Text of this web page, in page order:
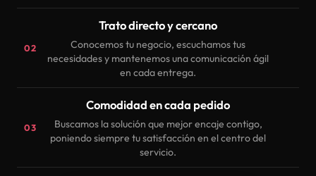
02
Trato directo y cercano
Conocemos tu negocio, escuchamos tus
necesidades y mantenemos una comunicación ágil
en cada entrega.
03
Comodidad en cada pedido
Buscamos la solución que mejor encaje contigo,
poniendo siempre tu satisfacción en el centro del
servicio.